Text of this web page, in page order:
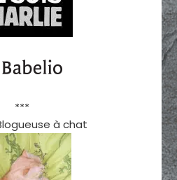
***
à chat